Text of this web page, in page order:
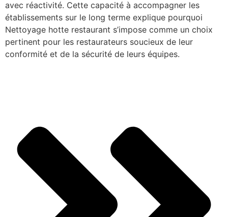
avec réactivité. Cette capacité à accompagner les
établissements sur le long terme explique pourquoi
Nettoyage hotte restaurant s’impose comme un choix
pertinent pour les restaurateurs soucieux de leur
conformité et de la sécurité de leurs équipes.